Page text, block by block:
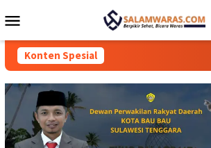
ke
Mobile
Konten Spesial